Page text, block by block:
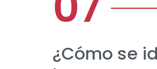
¿Cómo se